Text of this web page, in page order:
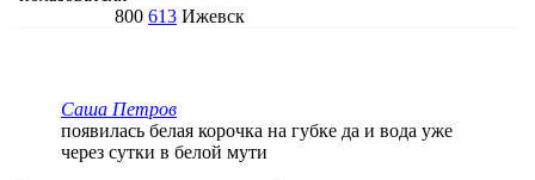
800 613 Ижевск
Саша Петров
появилась белая корочка на губке да и вода уже
через сутки в белой мути